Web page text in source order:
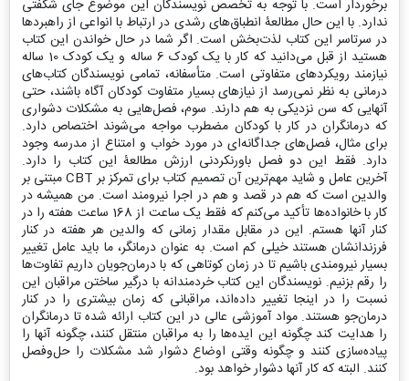
برخوردار است. با توجه به تخصص نویسندگان این موضوع جای شگفتی
ندارد. با این حال مطالعۀ انطباق‌های رشدی در ارتباط با انواعی از راهبردها
در سرتاسر این کتاب لذت‌بخش است. اگر شما در حال خواندن این کتاب
هستید از قبل می‌دانید که کار با یک کودک 6 ساله و یک کودک 10 ساله
نیازمند رویکردهای متفاوتی است. متأسفانه، تمامی نویسندگان کتاب‌های
درمانی به نظر نمی‌رسد از نیازهای بسیار متفاوت کودکان آگاه باشند، حتی
آنهایی که سن نزدیکی به هم دارند. سوم، فصل‌هایی به مشکلات دشواری
که درمانگران در کار با کودکان مضطرب مواجه می‌شوند اختصاص دارد.
برای مثال، فصل‌های جداگانه‌ای در مورد خواب و امتناع از مدرسه وجود
دارد. فقط این دو فصل باورنکردنی ارزش مطالعۀ این کتاب را دارد.
آخرین عامل و شاید مهم‌ترین آن تصمیم کتاب برای تمرکز بر CBT مبتنی بر
والدین است که هم در قصد و هم در اجرا نیرومند است. من همیشه در
کار با خانواده‌ها تأکید می‌کنم که فقط یک ساعت از 168 ساعت هفته را در
کنار آنها هستم. این در مقابل مقدار زمانی که والدین هر هفته در کنار
فرزندانشان هستند خیلی کم است. به عنوان درمانگر، ما باید عامل تغییر
بسیار نیرومندی باشیم تا در زمان کوتاهی که با درمان‌جویان داریم تفاوت‌ها
را رقم بزنیم. نویسندگان این کتاب خردمندانه با درگیر ساختن مراقبان این
نسبت را در اینجا تغییر داده‌اند، مراقبانی که زمان بیشتری را در کنار
درمان‌جو هستند. مواد آموزشی عالی در این کتاب ارائه شده تا درمانگران
را هدایت کند چگونه این ایده‌ها را به مراقبان منتقل کنند، چگونه آنها را
پیاده‌سازی کنند و چگونه وقتی اوضاع دشوار شد مشکلات را حل‌وفصل
کنند. البته که کار آنها دشوار خواهد بود.